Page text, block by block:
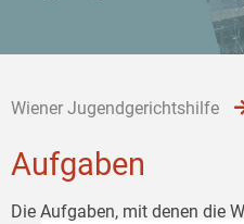
Wiener Jugendgerichtshilfe
Aufgaben
Die Aufgaben, mit denen die